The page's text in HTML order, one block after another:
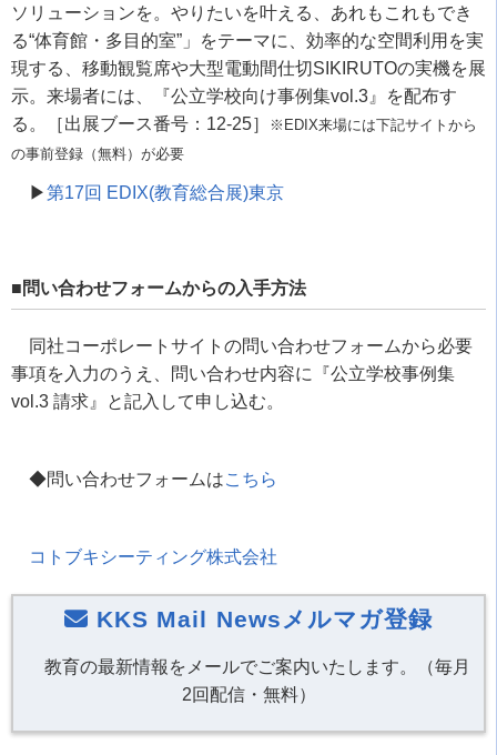
ソリューションを。やりたいを叶える、あれもこれもでき
る“体育館・多目的室”」をテーマに、効率的な空間利用を実
現する、移動観覧席や大型電動間仕切SIKIRUTOの実機を展
示。来場者には、『公立学校向け事例集vol.3』を配布す
る。［出展ブース番号：12-25］
※EDIX来場には下記サイトから
の事前登録（無料）が必要
▶︎第17回 EDIX(教育総合展)東京
■問い合わせフォームからの入手方法
同社コーポレートサイトの問い合わせフォームから必要
事項を入力のうえ、問い合わせ内容に『公立学校事例集
vol.3 請求』と記入して申し込む。
◆問い合わせフォームはこちら
コトブキシーティング株式会社
KKS Mail Newsメルマガ登録
教育の最新情報をメールでご案内いたします。（毎月
2回配信・無料）